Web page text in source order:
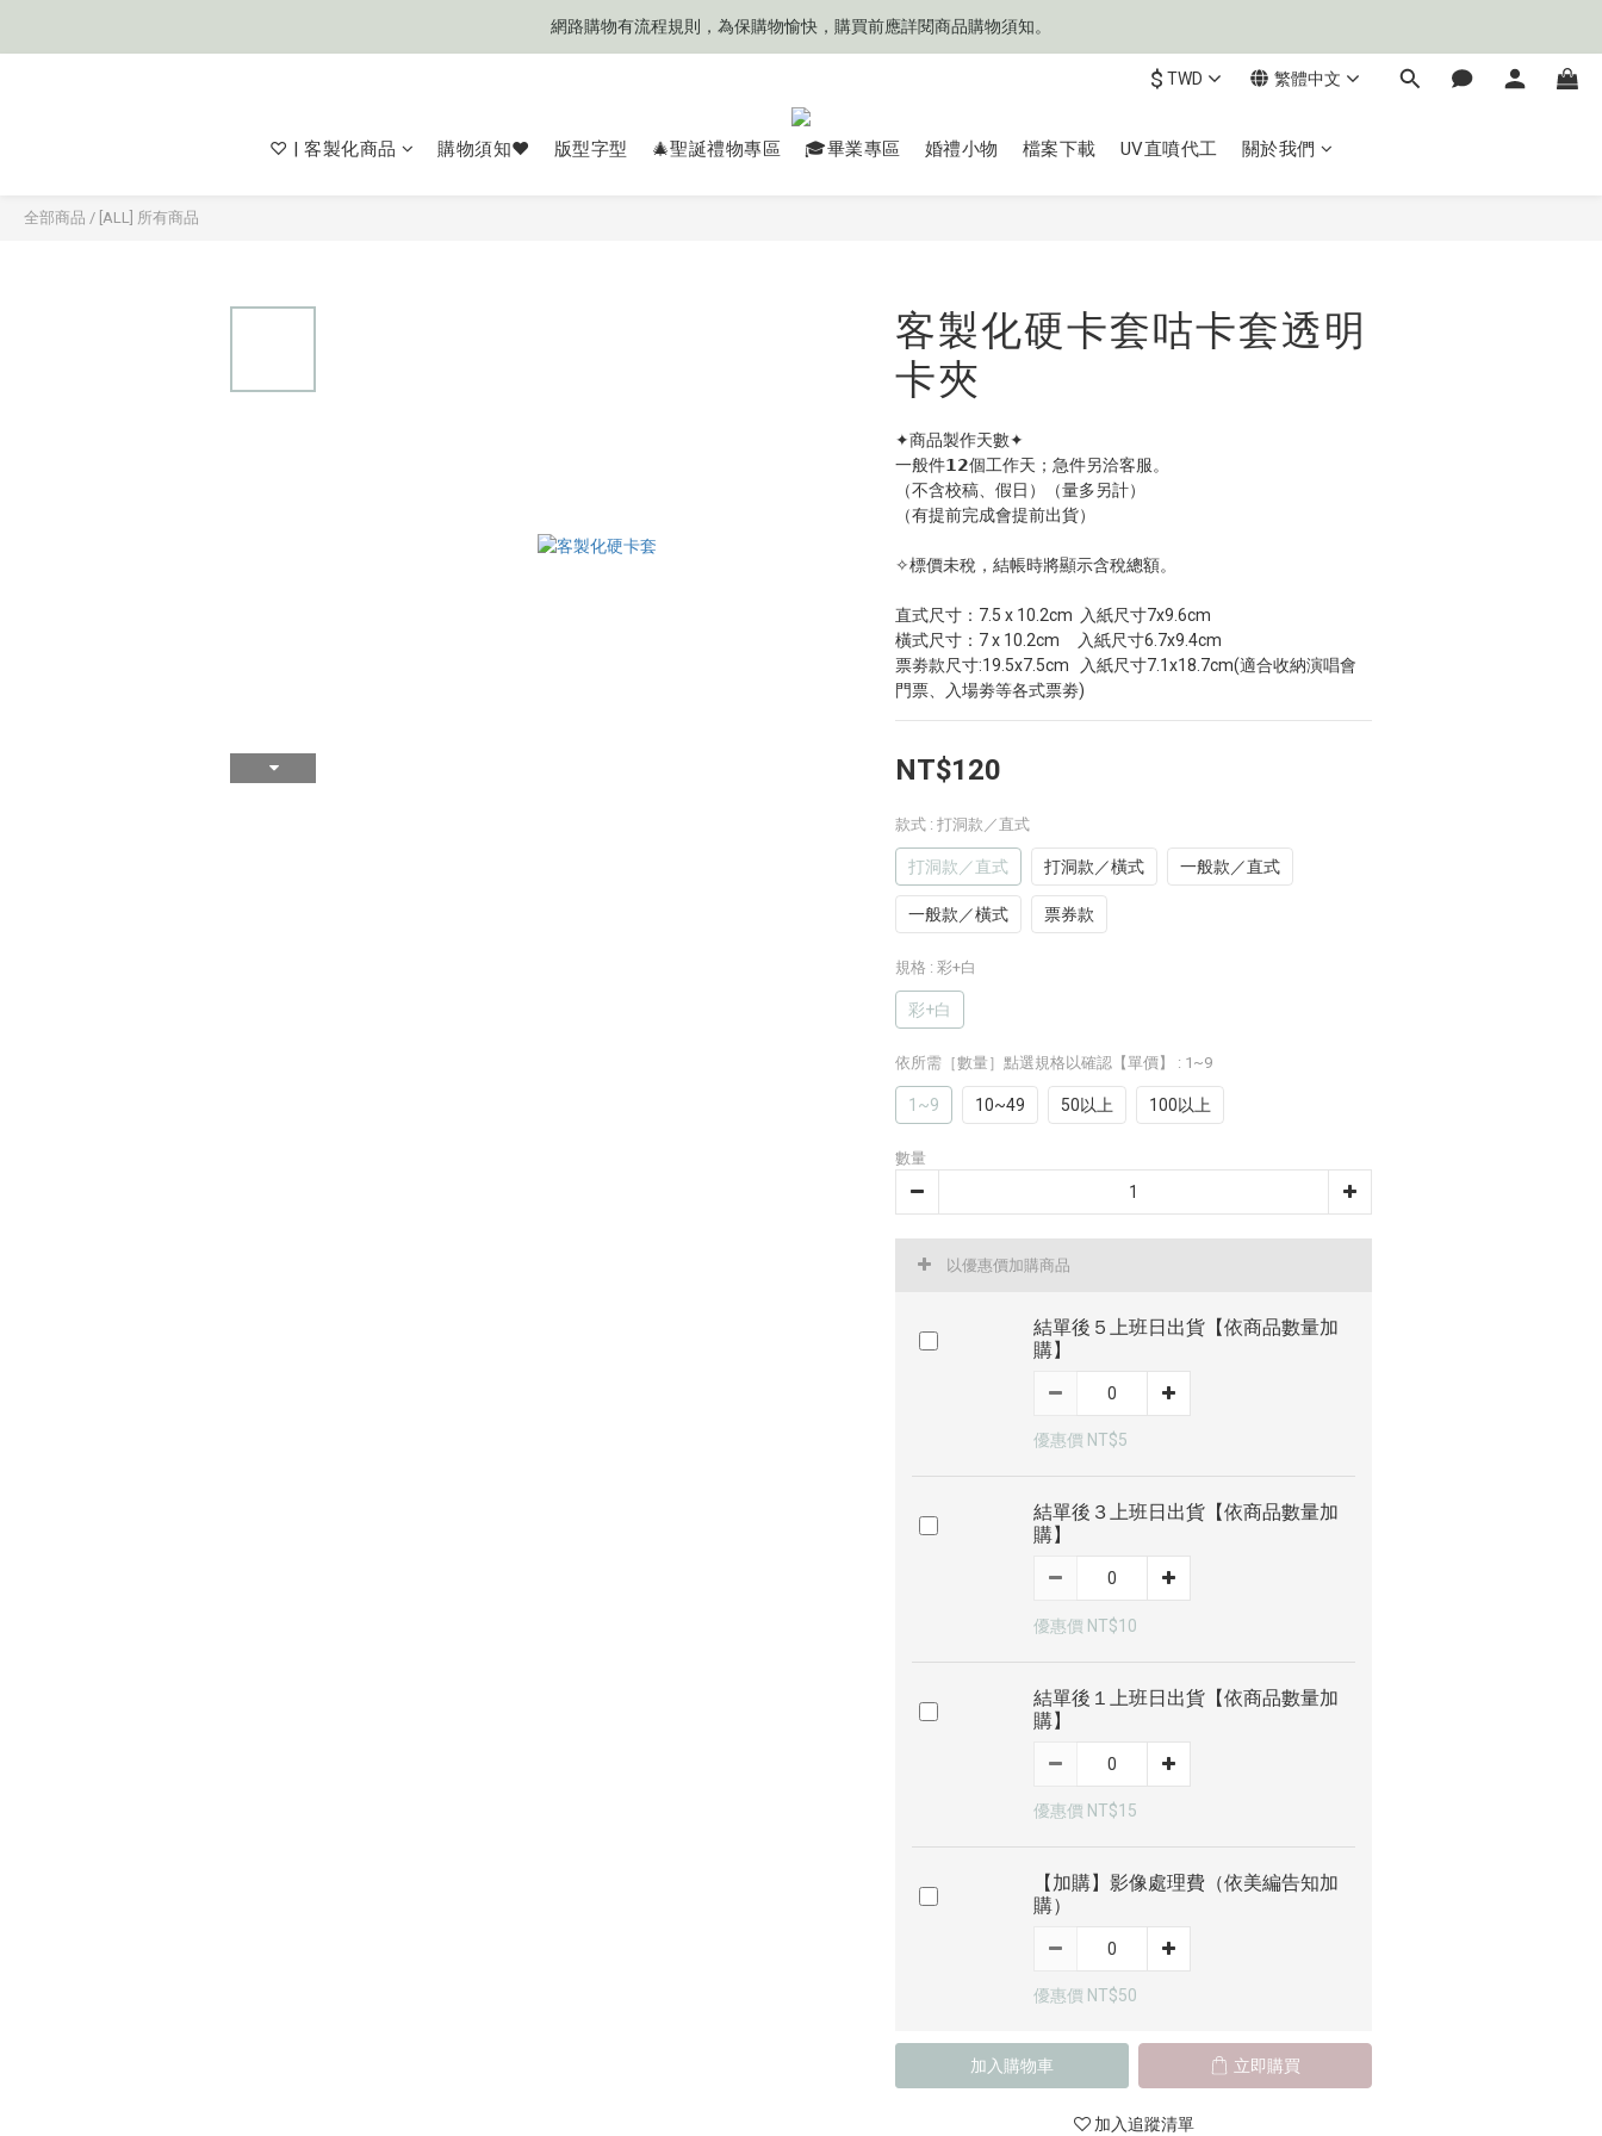
網路購物有流程規則，為保購物愉快，購買前應詳閱商品購物須知。
網路購物有流程規則，為保購物愉快，購買前應詳閱商品購物須知。
$ TWD 繁體中文
♡ | 客製化商品 購物須知❤ 版型字型 🎄聖誕禮物專區 🎓畢業專區 婚禮小物 檔案下載 UV直噴代工 關於我們
全部商品 / [ALL] 所有商品
客製化硬卡套咕卡套透明
卡夾
✦商品製作天數✦
一般件𝟭𝟮個工作天；急件另洽客服。
（不含校稿、假日）（量多另計）
（有提前完成會提前出貨）
✧標價未稅，結帳時將顯示含稅總額。
直式尺寸：7.5 x 10.2cm  入紙尺寸7x9.6cm
橫式尺寸：7 x 10.2cm     入紙尺寸6.7x9.4cm
票劵款尺寸:19.5x7.5cm   入紙尺寸7.1x18.7cm(適合收納演唱會
門票、入場劵等各式票劵)
NT$120
款式 : 打洞款／直式
打洞款／直式 打洞款／橫式 一般款／直式
一般款／橫式 票券款
規格 : 彩+白
彩+白
依所需［數量］點選規格以確認【單價】 : 1~9
1~9 10~49 50以上 100以上
數量
以優惠價加購商品
結單後５上班日出貨【依商品數量加
購】
優惠價 NT$5
結單後３上班日出貨【依商品數量加
購】
優惠價 NT$10
結單後１上班日出貨【依商品數量加
購】
優惠價 NT$15
【加購】影像處理費（依美編告知加
購）
優惠價 NT$50
加入購物車 立即購買
加入追蹤清單